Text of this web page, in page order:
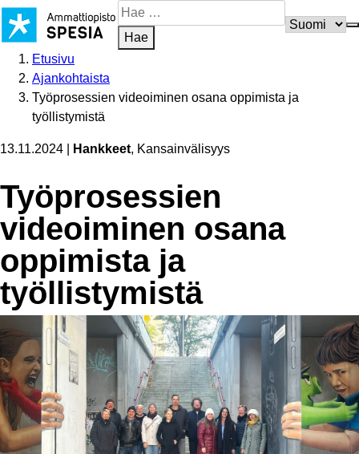
Siirry
sisältöön
Hae
sivustosta
Hae
Etusivu
Ajankohtaista
Työprosessien videoiminen osana oppimista ja
työllistymistä
13.11.2024 Hankkeet, Kansainvälisyys
Työprosessien
videoiminen osana
oppimista ja
työllistymistä